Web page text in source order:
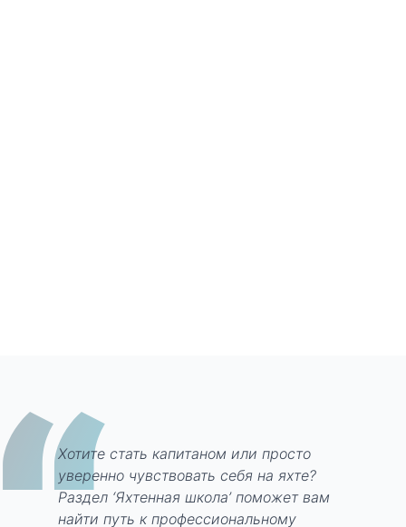
Хотите стать капитаном или просто
уверенно чувствовать себя на яхте?
Раздел ‘Яхтенная школа’ поможет вам
найти путь к профессиональному